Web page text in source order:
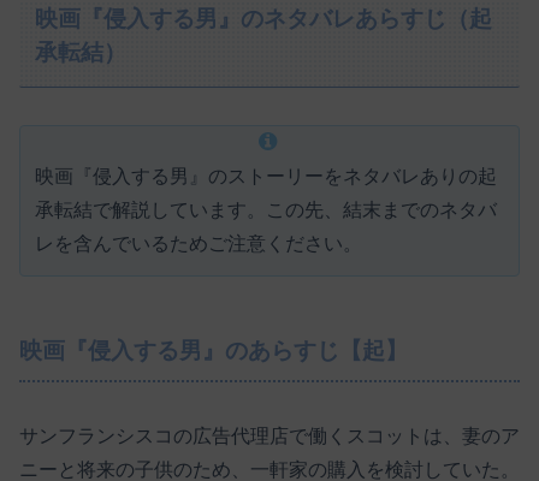
映画『侵入する男』のネタバレあらすじ（起
承転結）
映画『侵入する男』のストーリーをネタバレありの起
承転結で解説しています。この先、結末までのネタバ
レを含んでいるためご注意ください。
映画『侵入する男』のあらすじ【起】
サンフランシスコの広告代理店で働くスコットは、妻のア
ニーと将来の子供のため、一軒家の購入を検討していた。